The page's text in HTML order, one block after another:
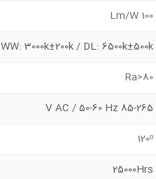
100 Lm/W
WW: 3000k±200k / DL: 6500k±500k
Ra>80
85-265 V AC / 50-60 Hz
120ᵒ
25000Hrs